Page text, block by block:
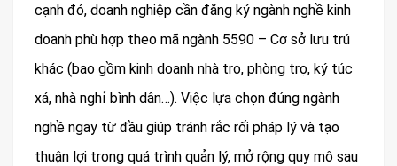
cạnh đó, doanh nghiệp cần đăng ký ngành nghề kinh
doanh phù hợp theo mã ngành 5590 – Cơ sở lưu trú
khác (bao gồm kinh doanh nhà trọ, phòng trọ, ký túc
xá, nhà nghỉ bình dân…). Việc lựa chọn đúng ngành
nghề ngay từ đầu giúp tránh rắc rối pháp lý và tạo
thuận lợi trong quá trình quản lý, mở rộng quy mô sau